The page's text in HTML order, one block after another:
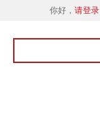
你好， 请登录